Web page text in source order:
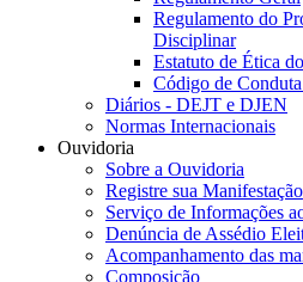
Regulamento do
Disciplinar
Estatuto de Ética
Código de
Diários - DEJT e DJEN
Normas Internacionais
Ouvidoria
Sobre a Ouvidoria
Registre sua Manifestação
Serviço de Informações
Denúncia de Assédio
Acompanhamento das
Composição